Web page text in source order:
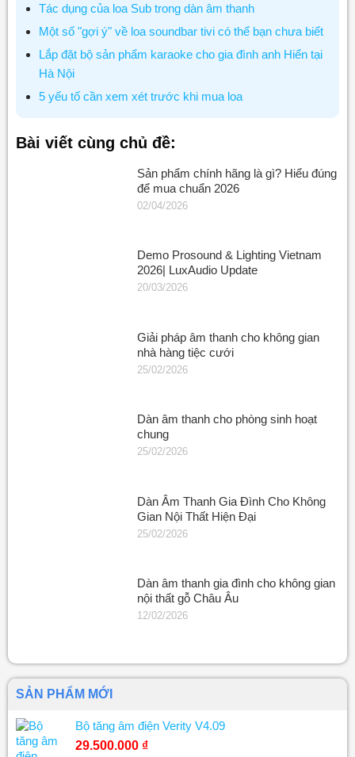
Tác dụng của loa Sub trong dàn âm thanh
Một số "gợi ý" về loa soundbar tivi có thể bạn chưa biết
Lắp đặt bộ sản phẩm karaoke cho gia đình anh Hiển tại
Hà Nội
5 yếu tố cần xem xét trước khi mua loa
Bài viết cùng chủ đề:
Sản phẩm chính hãng là gì? Hiểu đúng
để mua chuẩn 2026
02/04/2026
Demo Prosound & Lighting Vietnam
2026| LuxAudio Update
20/03/2026
Giải pháp âm thanh cho không gian
nhà hàng tiệc cưới
25/02/2026
Dàn âm thanh cho phòng sinh hoạt
chung
25/02/2026
Dàn Âm Thanh Gia Đình Cho Không
Gian Nội Thất Hiện Đại
25/02/2026
Dàn âm thanh gia đình cho không gian
nội thất gỗ Châu Âu
12/02/2026
SẢN PHẨM MỚI
Bộ tăng âm điện Verity V4.09
29.500.000 ₫